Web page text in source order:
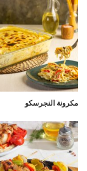
مكرونة النجرسكو